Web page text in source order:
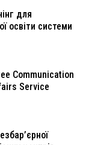
для
освіти системи
Communication
Service